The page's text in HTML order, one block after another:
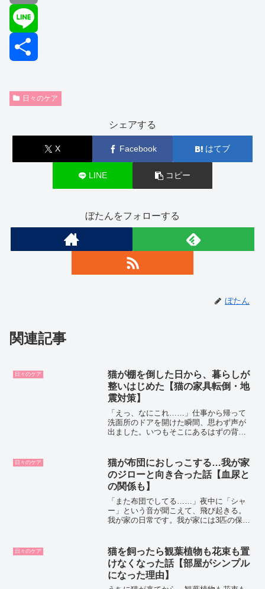
c
o
k
w
t
E
m
in
有 日々のケア
シェアする
X Facebook はてブ
LINE コピー
ぼたんをフォローする
ぼたん
関連記事
日々のケア
猫が棚を倒した日から、暮らしが
整いはじめた【猫の家具転倒・地
震対策】
「えっ、なにこれ……」仕事から帰って
洗面所のドアを開けた瞬間、思わず声が
出ました。いつもそこにあるはずの背の
っておく木製の棚。ガラスの部分は割
れ、木の部分は曲がって...
日々のケア
猫が布団におしっこする…我が家
のジローと向き合った話【血尿と
の関係も】
「また布団でしてる……」夜中に「シャ
ー」という音が聞こえて、飛び起きる。
我が家の日常です。我が家には3匹の保護
す。それが、布団へのおしっこです。同
じように「猫が布団でおし...
日々のケア
猫を飼ったら観葉植物も花束も置
けなくなった話【部屋がシンプル
になった理由】